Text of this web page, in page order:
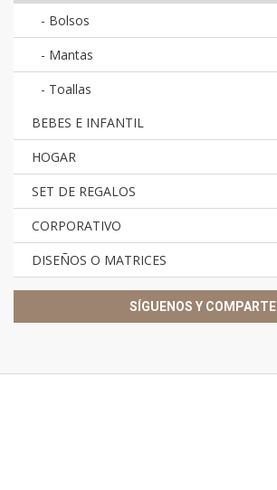
- Bolsos
- Mantas
- Toallas
BEBES E INFANTIL
HOGAR
SET DE REGALOS
CORPORATIVO
DISEÑOS O MATRICES
SÍGUENOS Y COMPARTE